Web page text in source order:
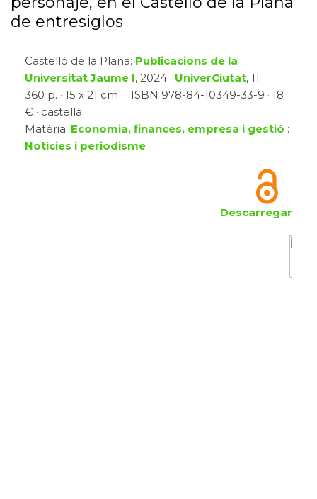
de entresiglos
Castelló de la Plana: Publicacions de la
Universitat Jaume I, 2024 · UniverCiutat, 11
360 p. · 15 x 21 cm · · ISBN 978-84-10349-33-9 · 18
€ · castellà
Matèria: Economia, finances, empresa i gestió :
Notícies i periodisme
Descarregar